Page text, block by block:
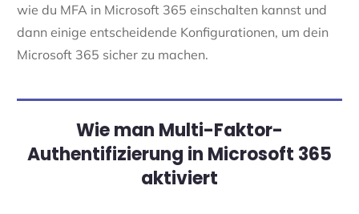
wie du MFA in Microsoft 365 einschalten kannst und
dann einige entscheidende Konfigurationen, um dein
Microsoft 365 sicher zu machen.
Wie man Multi-Faktor-
Authentifizierung in Microsoft 365
aktiviert